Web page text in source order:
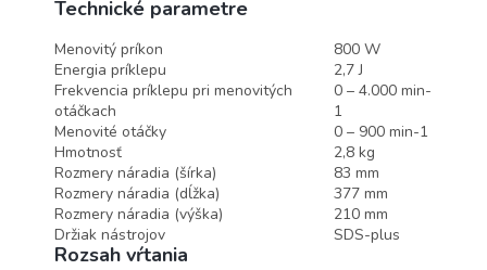
Technické parametre
Menovitý príkon
800 W
Energia príklepu
2,7 J
Frekvencia príklepu pri menovitých
otáčkach
0 – 4.000 min-
1
Menovité otáčky
0 – 900 min-1
Hmotnosť
2,8 kg
Rozmery náradia (šírka)
83 mm
Rozmery náradia (dĺžka)
377 mm
Rozmery náradia (výška)
210 mm
Držiak nástrojov
SDS-plus
Rozsah vŕtania